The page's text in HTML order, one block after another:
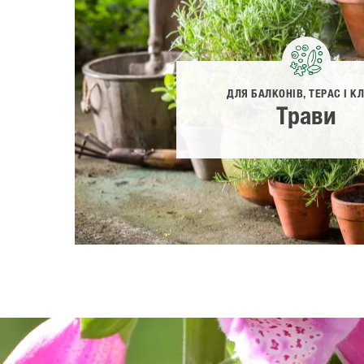
ДЛЯ БАЛКОНІВ, ТЕРАС І
Трави